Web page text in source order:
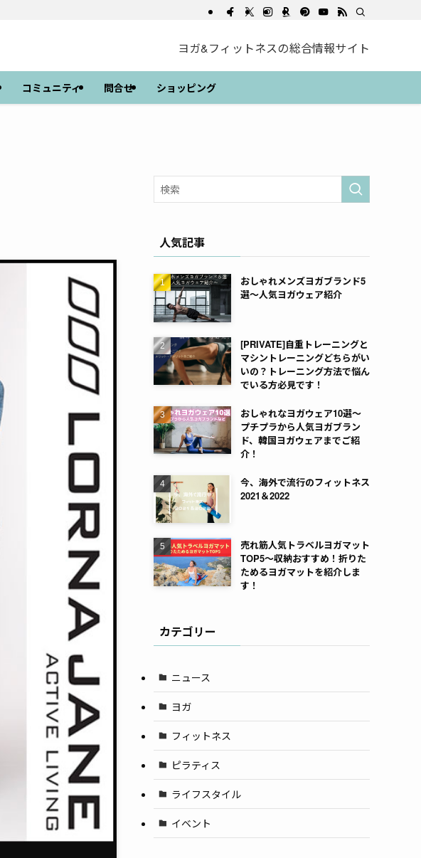
ヨガ&フィットネスの総合情報サイト
コミュニティ 問合せ ショッピング
人気記事
おしゃれメンズヨガブランド5
選～人気ヨガウェア紹介
[PRIVATE]自重トレーニングと
マシントレーニングどちらがい
いの？トレーニング方法で悩ん
でいる方必見です！
おしゃれなヨガウェア10選～
プチプラから人気ヨガブラン
ド、韓国ヨガウェアまでご紹
介！
今、海外で流行のフィットネス
2021＆2022
売れ筋人気トラベルヨガマット
TOP5～収納おすすめ！折りた
ためるヨガマットを紹介しま
す！
カテゴリー
ニュース
ヨガ
フィットネス
ピラティス
ライフスタイル
イベント